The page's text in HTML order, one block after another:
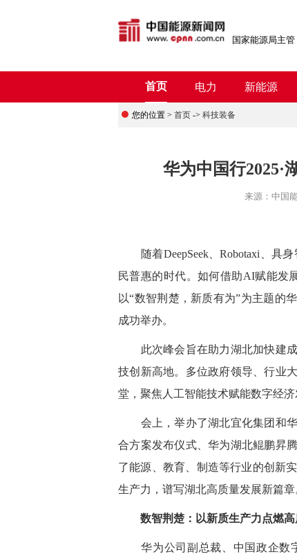
国家能源局主管
首页 电力 新能源
您的位置 > 首页 -> 科技装备
华为中国行2025·
来源： 中国
随着DeepSeek、Robotaxi、具
民普惠的时代。如何借助AI赋能发
以“数智荆楚，新质有为”为主题的
成功举办。
此次峰会旨在助力湖北加快建成
技创新高地。多位政府领导、行业
堂，聚焦人工智能技术赋能数字经
会上，举办了湖北宜化集团和华
合方案发布仪式、华为湖北鲲鹏昇
了能源、教育、制造等行业的创新
生产力，谱写湖北高质量发展新篇章
数智荆楚：以新质生产力点燃
华为公司副总裁、中国政企数字